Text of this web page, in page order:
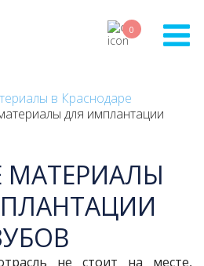
0
в Краснодаре
для имплантации
не стоит на месте,